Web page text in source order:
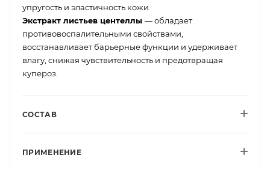
упругость и эластичность кожи.
Экстракт листьев центеллы — обладает
противовоспалительными свойствами,
восстанавливает барьерные функции и удерживает
влагу, снижая чувствительность и предотвращая
купероз.
СОСТАВ
ПРИМЕНЕНИЕ